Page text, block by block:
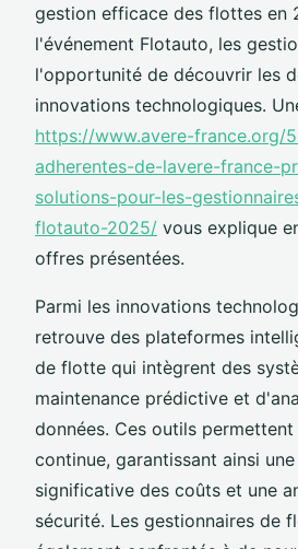
gestion efficace des flottes en
l'événement Flotauto, les
l'opportunité de découvrir les
innovations technologiques.
https://www.avere-france.org/
adherentes-de-lavere-france-
solutions-pour-les-
flotauto-2025/ vous explique
offres présentées.
Parmi les innovations
retrouve des plateformes
de flotte qui intègrent des
maintenance prédictive et
données. Ces outils
continue, garantissant ainsi
significative des coûts et une
sécurité. Les gestionnaires de